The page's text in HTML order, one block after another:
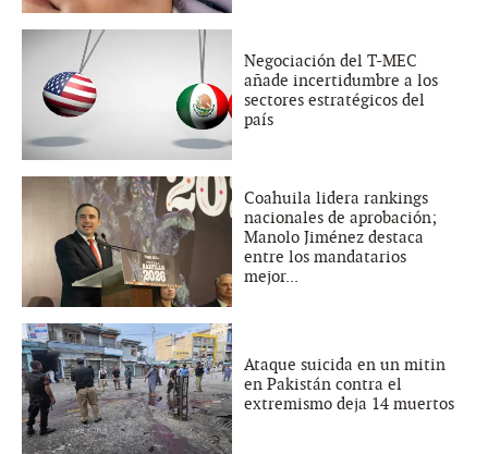
Negociación del T-MEC
añade incertidumbre a los
sectores estratégicos del
país
Coahuila lidera rankings
nacionales de aprobación;
Manolo Jiménez destaca
entre los mandatarios
mejor...
Ataque suicida en un mitin
en Pakistán contra el
extremismo deja 14 muertos